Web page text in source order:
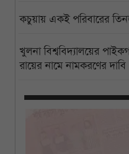
কচুয়ায় একই পরিবারের
খুলনা বিশ্ববিদ্যালয়ের
রায়ের নামে নামকরণের দাবি